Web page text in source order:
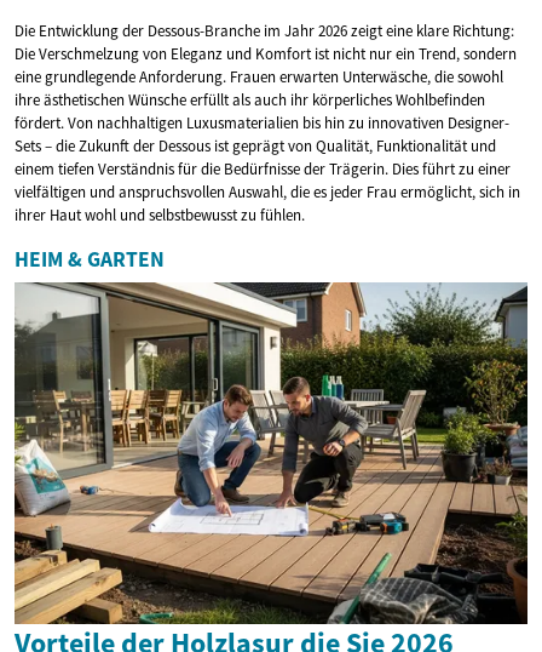
Die Entwicklung der Dessous-Branche im Jahr 2026 zeigt eine klare Richtung:
Die Verschmelzung von Eleganz und Komfort ist nicht nur ein Trend, sondern
eine grundlegende Anforderung. Frauen erwarten Unterwäsche, die sowohl
ihre ästhetischen Wünsche erfüllt als auch ihr körperliches Wohlbefinden
fördert. Von nachhaltigen Luxusmaterialien bis hin zu innovativen Designer-
Sets – die Zukunft der Dessous ist geprägt von Qualität, Funktionalität und
einem tiefen Verständnis für die Bedürfnisse der Trägerin. Dies führt zu einer
vielfältigen und anspruchsvollen Auswahl, die es jeder Frau ermöglicht, sich in
ihrer Haut wohl und selbstbewusst zu fühlen.
HEIM & GARTEN
Vorteile der Holzlasur die Sie 2026